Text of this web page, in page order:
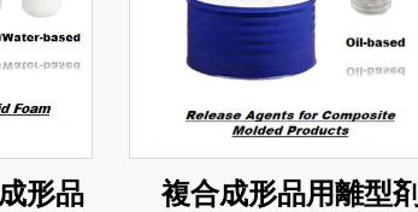
形品
複合成形品用離型剤